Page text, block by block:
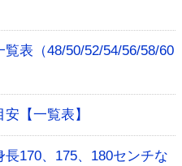
表（48/50/52/54/56/58/60
【一覧表】
170、175、180センチな